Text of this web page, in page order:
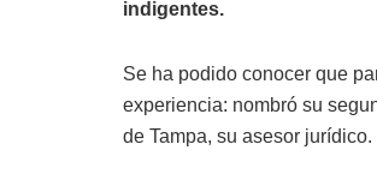
indigentes.
Se ha podido conocer que
experiencia: nombró su
de Tampa, su asesor jurídico.